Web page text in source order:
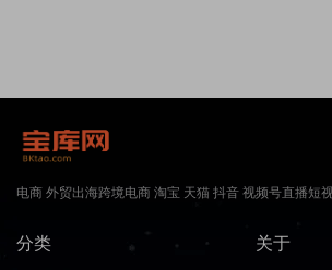
电商 外贸出海跨境电商 淘宝 天猫 抖音 视频号直播短
分类 关于